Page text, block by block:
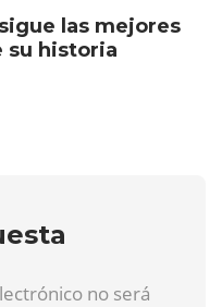
las mejores
su historia
no será